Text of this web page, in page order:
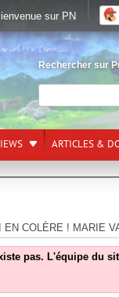
Rechercher sur
ARTICLES &
COLÈRE ! MARIE
pas. L'équipe du
sur PN